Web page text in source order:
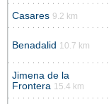
Casares 9.2 km
Benadalid 10.7 km
Jimena de la
Frontera 15.4 km